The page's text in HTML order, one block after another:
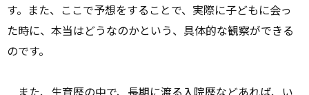
す。また、ここで予想をすることで、実際に子どもに会っ
た時に、本当はどうなのかという、具体的な観察ができる
のです。
また、生育歴の中で、長期に渡る入院歴などあれば、い